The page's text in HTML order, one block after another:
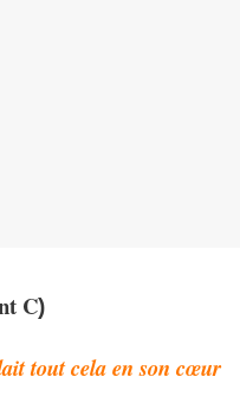
C)
tout cela en son cœur